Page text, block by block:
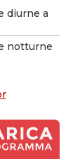
diurne a
notturne